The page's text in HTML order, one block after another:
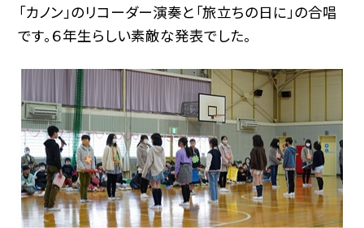
「カノン」のリコーダー演奏と「旅立ちの日に」の合唱
です。６年生らしい素敵な発表でした。